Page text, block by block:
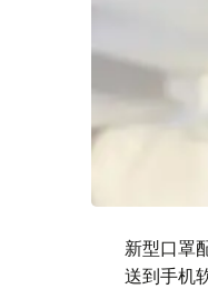
新型口罩
送到手机